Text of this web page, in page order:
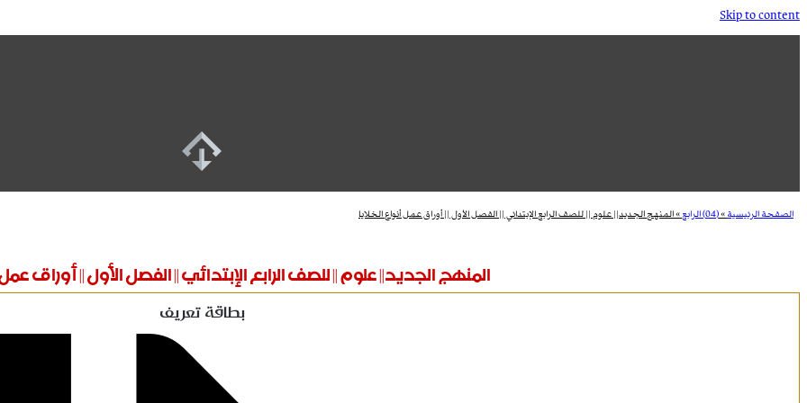
Skip to content
الصفحة الرئيسية»(04) الرابع »المنهج الجديد|| علوم || للصف الرابع الإبتدائي || الفصل الأول || أوراق عمل أنواع الخلايا
المنهج الجديد|| علوم || للصف الرابع الإبتدائي || الفصل الأول || أوراق عمل
بطاقة تعريف